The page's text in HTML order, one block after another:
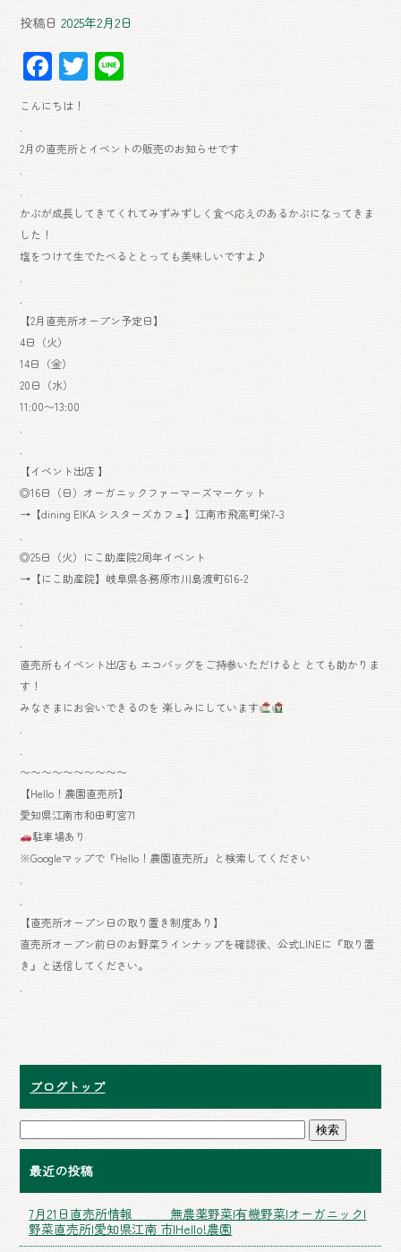
投稿日 2025年2月2日
F
ac
e
b
ok
T
wi
tt
er
こんにちは！
2月の直売所とイベントの販売のお知らせです
.
.
かぶが成長してきてくれてみずみずしく食べ応えのあるかぶになってきま
した！
塩をつけて生でたべるととっても美味しいですよ♪
【2月直売所オープン予定日】
4日（火）
14日（金）
20日（水）
11:00〜13:00
【イベント出店 】
◎16日（日）オーガニックファーマーズマーケット
→【dining EIKA シスターズカフェ】江南市飛高町栄7-3
◎25日（火）にこ助産院2周年イベント
→【にこ助産院】岐阜県各務原市川島渡町616-2
直売所もイベント出店も エコバッグをご持参いただけると とても助かりま
す！
みなさまにお会いできるのを 楽しみにしています
〜〜〜〜〜〜〜〜〜〜
【Hello！農園直売所】
愛知県江南市和田町宮71
駐車場あり
※Googleマップで『Hello！農園直売所』と検索してください
【直売所オープン日の取り置き制度あり】
直売所オープン前日のお野菜ラインナップを確認後、公式LINEに『取り置
き』と送信してください。
ブログトップ
最近の投稿
7月21日直売所情報 無農薬野菜|有機野菜|オーガニック|
野菜直売所|愛知県江南 市|Hello!農園